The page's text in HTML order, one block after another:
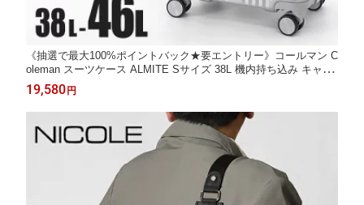
《抽選で最大100%ポイントバック★要エントリー》コールマン C
oleman スーツケース ALMITE Sサイズ 38L 機内持ち込み キャリ
ーケース 4輪 エキスパンダブル 容量拡張 2泊 3泊 出張 旅行 0146
9 [正規取扱店]
19,580 円